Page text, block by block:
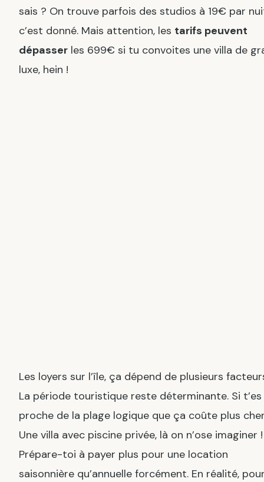
sais ? On trouve parfois des studios à 19€ par
c’est donné. Mais attention, les tarifs peuvent
dépasser les 699€ si tu convoites une villa de
luxe, hein !
Les loyers sur l’île, ça dépend de plusieurs
La période touristique reste déterminante. Si t’es
proche de la plage logique que ça coûte plus
Une villa avec piscine privée, là on n’ose imaginer !
Prépare-toi à payer plus pour une location
saisonnière qu’annuelle forcément. En réalité,